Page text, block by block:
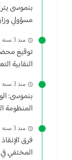
بنموسى
مسؤولي
منذ 3 سنة
توقيع
النقابية
منذ 3 سنة
بنموسى:
المنظومة
منذ 3 سنة
فرق
المختفي